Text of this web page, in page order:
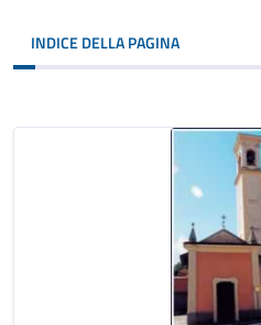
INDICE DELLA PAGINA